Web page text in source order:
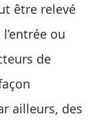
être relevé
ou
de
ailleurs, des